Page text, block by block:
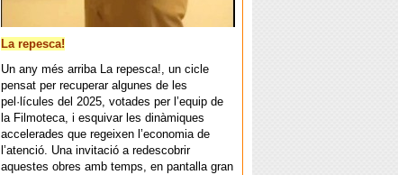
La repesca!
Un any més arriba La repesca!, un cicle
pensat per recuperar algunes de les
pel·lícules del 2025, votades per l’equip de
la Filmoteca, i esquivar les dinàmiques
accelerades que regeixen l’economia de
l’atenció. Una invitació a redescobrir
aquestes obres amb temps, en pantalla gran